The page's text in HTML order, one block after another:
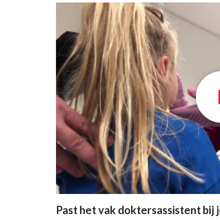
Past het vak doktersassistent bij